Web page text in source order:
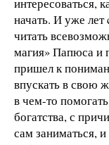
интересоваться,
начать. И уже лет
читать
магия» Папюса и
пришел к
впускать в свою
в чем-то
богатства, с
сам заниматься,